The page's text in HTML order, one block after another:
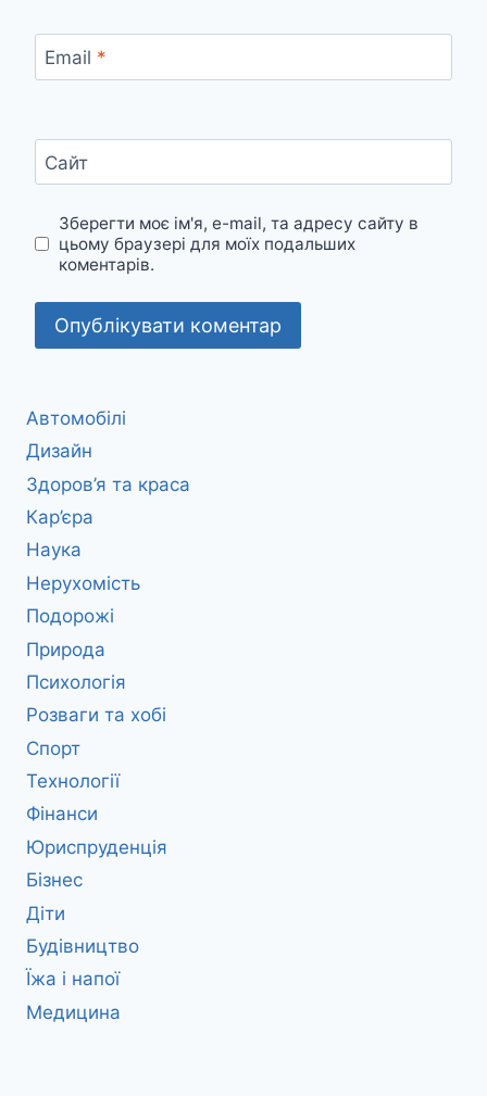
Email *
Сайт
Зберегти моє ім'я, e-mail, та адресу сайту в
цьому браузері для моїх подальших
коментарів.
Автомобілі
Дизайн
Здоров’я та краса
Кар’єра
Наука
Нерухомість
Подорожі
Природа
Психологія
Розваги та хобі
Спорт
Технології
Фінанси
Юриспруденція
Бізнес
Діти
Будівництво
Їжа і напої
Медицина